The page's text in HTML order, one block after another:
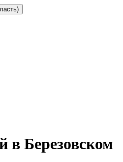
в Березовском